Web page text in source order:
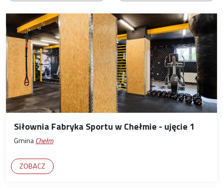
Siłownia Fabryka Sportu w Chełmie - ujęcie 1
GminaChełm
ZOBACZ